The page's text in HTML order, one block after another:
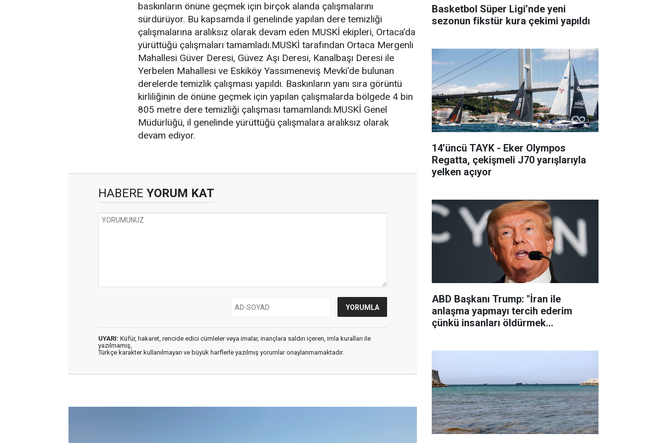
baskınların önüne geçmek için birçok alanda çalışmalarını
sürdürüyor. Bu kapsamda il genelinde yapılan dere temizliği
çalışmalarına aralıksız olarak devam eden MUSKİ ekipleri, Ortaca’da
yürüttüğü çalışmaları tamamladı.MUSKİ tarafından Ortaca Mergenli
Mahallesi Güver Deresi, Güvez Aşı Deresi, Kanalbaşı Deresi ile
Yerbelen Mahallesi ve Eskiköy Yassımeneviş Mevki’de bulunan
derelerde temizlik çalışması yapıldı. Baskınların yanı sıra görüntü
kirliliğinin de önüne geçmek için yapılan çalışmalarda bölgede 4 bin
805 metre dere temizliği çalışması tamamlandı.MUSKİ Genel
Müdürlüğü, il genelinde yürüttüğü çalışmalara aralıksız olarak
devam ediyor.
HABERE YORUM KAT
UYARI: Küfür, hakaret, rencide edici cümleler veya imalar, inançlara saldırı içeren, imla kuralları ile
yazılmamış,
Türkçe karakter kullanılmayan ve büyük harflerle yazılmış yorumlar onaylanmamaktadır.
Basketbol Süper Ligi’nde yeni
sezonun fikstür kura çekimi yapıldı
14’üncü TAYK - Eker Olympos
Regatta, çekişmeli J70 yarışlarıyla
yelken açıyor
ABD Başkanı Trump: "İran ile
anlaşma yapmayı tercih ederim
çünkü insanları öldürmek